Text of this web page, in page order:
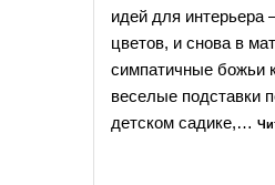
идей для
цветов, и снова в
симпатичные божьи
веселые подставки
детском садике,…